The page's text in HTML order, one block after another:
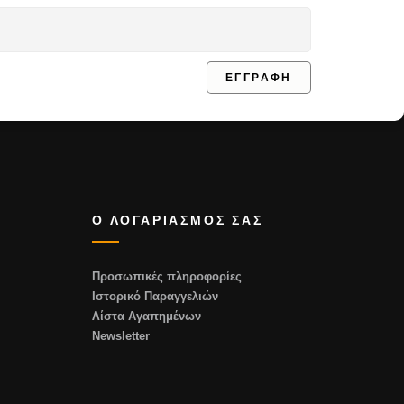
ΕΓΓΡΑΦΗ
Ο ΛΟΓΑΡΙΑΣΜΟΣ ΣΑΣ
Προσωπικές πληροφορίες
Ιστορικό Παραγγελιών
Λίστα Αγαπημένων
Newsletter